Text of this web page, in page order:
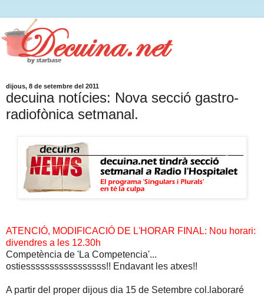
dijous, 8 de setembre del 2011
decuina notícies: Nova secció gastro-
radiofònica setmanal.
ATENCIÓ, MODIFICACIÓ DE L'HORAR FINAL: Nou horari:
divendres a les 12.30h
Competència de 'La Competencia'...
ostiesssssssssssssssss!! Endavant les atxes!!
A partir del proper dijous dia 15 de Setembre col.laboraré